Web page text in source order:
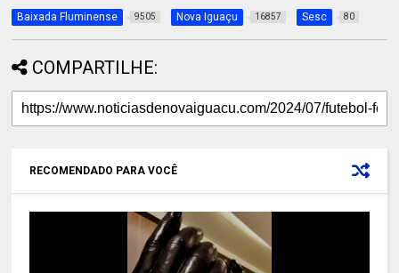
Baixada Fluminense 9505 Nova Iguaçu 16857 Sesc 80
COMPARTILHE:
RECOMENDADO PARA VOCÊ